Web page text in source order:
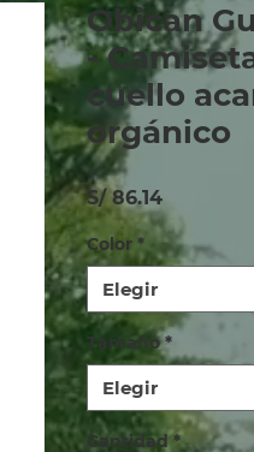
Obican
-
cuello
orgánico
S/ 86.14Precio
Color *
Elegir
Tamaño *
Elegir
Cantidad *